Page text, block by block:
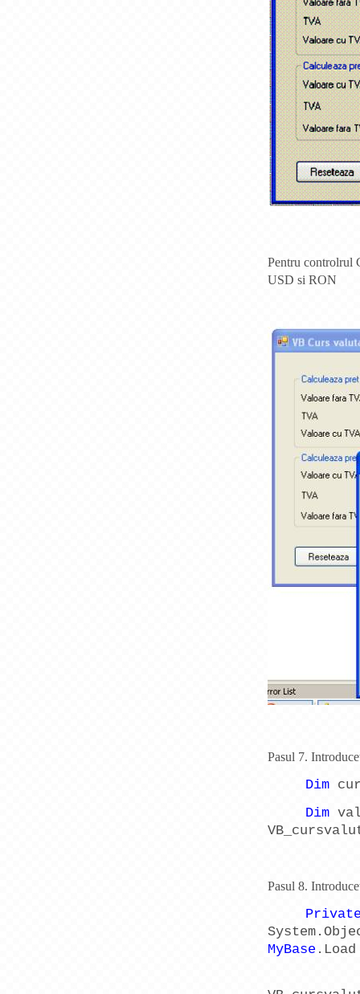
Pentru controlrul
USD si RON
Pasul 7.
Dim
Dim
Pasul 8.
MyBase .Load